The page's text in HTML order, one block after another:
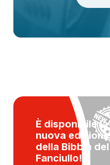
È disponibile la
nuova edizione
della Bibbia del
Fanciullo!